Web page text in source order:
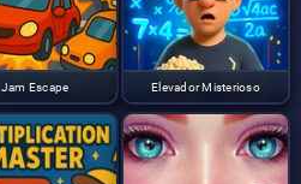
Jam Escape Elevador Misterioso